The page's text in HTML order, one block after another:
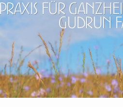
für
Gudrun